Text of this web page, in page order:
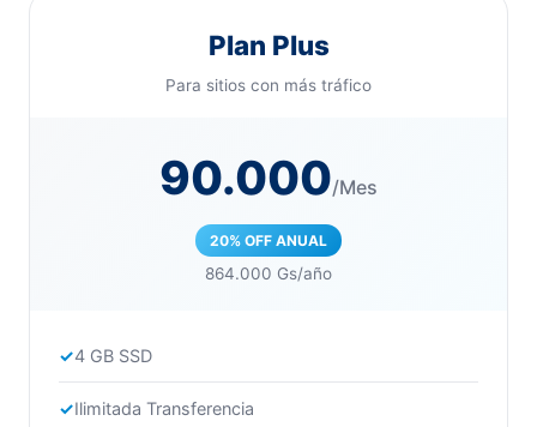
Plan Plus
Para sitios con más tráfico
90.000/Mes
20% OFF ANUAL
864.000 Gs/año
4 GB SSD
Ilimitada Transferencia